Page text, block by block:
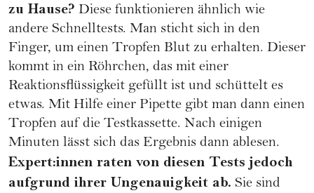
zu Hause? Diese funktionieren ähnlich wie
andere Schnelltests. Man sticht sich in den
Finger, um einen Tropfen Blut zu erhalten. Dieser
kommt in ein Röhrchen, das mit einer
Reaktionsflüssigkeit gefüllt ist und schüttelt es
etwas. Mit Hilfe einer Pipette gibt man dann einen
Tropfen auf die Testkassette. Nach einigen
Minuten lässt sich das Ergebnis dann ablesen.
Expert:innen raten von diesen Tests jedoch
aufgrund ihrer Ungenauigkeit ab. Sie sind